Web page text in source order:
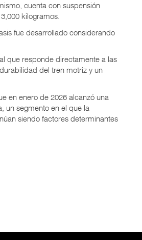
cuenta con suspensión
kilogramos.
fue desarrollado considerando
que responde directamente a las
del tren motriz y un
en enero de 2026 alcanzó una
un segmento en el que la
siendo factores determinantes